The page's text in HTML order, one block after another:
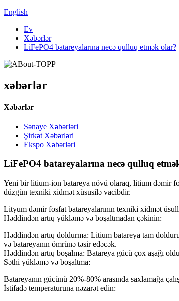
English
Ev
Xəbərlər
LiFePO4 batareyalarına necə qulluq etmək olar?
xəbərlər
Xəbərlər
Sənaye Xəbərləri
Şirkət Xəbərləri
Ekspo Xəbərləri
LiFePO4 batareyalarına necə qulluq
Yeni bir litium-ion batareya növü olaraq, litium dəmir
düzgün texniki xidmət xüsusilə vacibdir.
Lityum dəmir fosfat batareyalarının texniki xidmət
Həddindən artıq yükləmə və boşaltmadan çəkinin:
Həddindən artıq doldurma: Litium batareya tam
və batareyanın ömrünə təsir edəcək.
Həddindən artıq boşalma: Batareya gücü çox aşağı
Səthi yükləmə və boşaltma:
Batareyanın gücünü 20%-80% arasında saxlamağa
İstifadə temperaturuna nəzarət edin: